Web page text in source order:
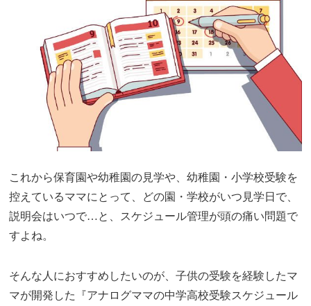
これから保育園や幼稚園の見学や、幼稚園・小学校受験を
控えているママにとって、どの園・学校がいつ見学日で、
説明会はいつで…と、スケジュール管理が頭の痛い問題で
すよね。
そんな人におすすめしたいのが、子供の受験を経験したマ
マが開発した『アナログママの中学高校受験スケジュール